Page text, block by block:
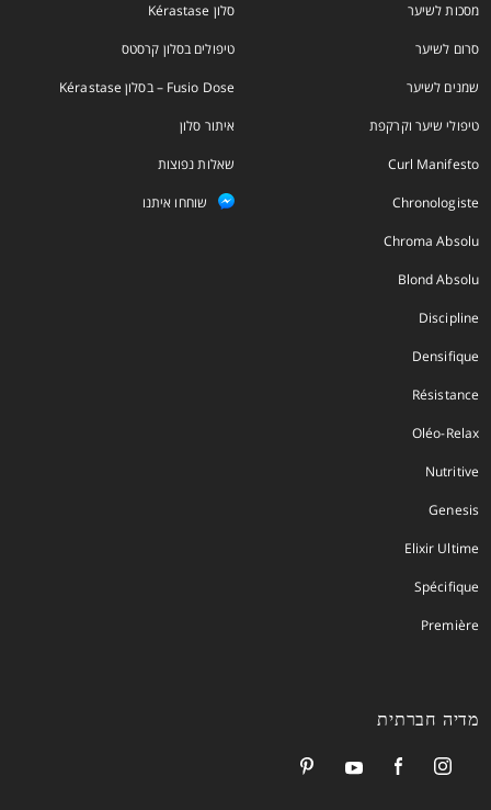
מסכות לשיער
סרום לשיער
שמנים לשיער
טיפולי שיער וקרקפת
Curl Manifesto
Chronologiste
Chroma Absolu
Blond Absolu
Discipline
Densifique
Résistance
Oléo-Relax
Nutritive
Genesis
Elixir Ultime
Spécifique
Première
סלון Kérastase
טיפולים בסלון קרסטס
Fusio Dose – בסלון Kérastase
איתור סלון
שאלות נפוצות
שוחחו איתנו
מדיה חברתית